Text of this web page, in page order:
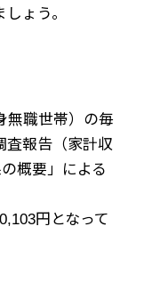
ょう。
無職世帯）の毎
査報告（家計収
概要」による
円となって